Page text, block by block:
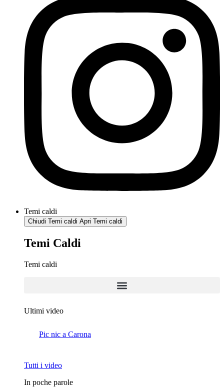
Temi caldi
Chiudi Temi caldi Apri Temi caldi
Temi Caldi
Temi caldi
Ultimi video
Pic nic a Carona
Tutti i video
In poche parole